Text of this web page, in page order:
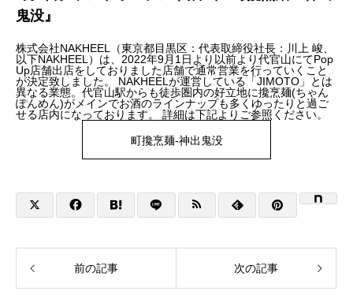
鬼没』
株式会社NAKHEEL（東京都目黒区：代表取締役社⻑：川上 峻、
以下NAKHEEL）は、2022年9月1日より以前より代官山にてPop
Up店舗出店をしておりました店舗で通常営業を行っていくこと
が決定致しました。 NAKHEELが運営している「JIMOTO」とは
異なる業態。代官山駅からも徒歩圏内の好立地に攙烹麺(ちゃん
ぽんめん)がメインでお酒のラインナップも多くゆったりと過ご
せる店内になっております。 詳細は下記よりご参照ください。
町攙烹麺-神出鬼没
前の記事 次の記事